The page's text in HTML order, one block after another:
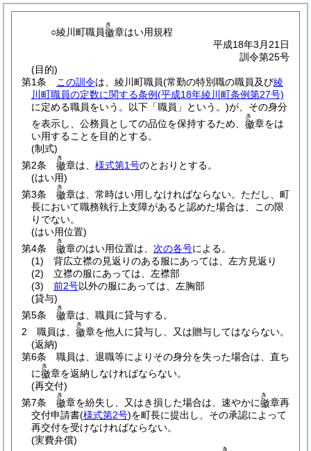
○綾川町職員徽
き
章はい用規程
平成18年3月21日
訓令第25号
(目的)
第1条
この訓令は、綾川町職員(常勤の特別職の職員及び綾
川町職員の定数に関する条例(平成18年綾川町条例第27号)
に定める職員をいう。以下「職員」という。)が、その身分
を表示し、公務員としての品位を保持するため、 徽
き
章をは
い用することを目的とする。
(制式)
第2条
徽
き
章は、 様式第1号のとおりとする。
(はい用)
第3条
徽
き
章は、常時はい用しなければならない。 ただし、町
長において職務執行上支障があると認めた場合は、この限
りでない。
(はい用位置)
第4条
徽
き
章のはい用位置は、 次の各号による。
(1)
背広立襟の見返りのある服にあっては、左方見返り
(2)
立襟の服にあっては、左襟部
(3)
前2号以外の服にあっては、左胸部
(貸与)
第5条
徽
き
章は、職員に貸与する。
2
職員は、 徽
き
章を他人に貸与し、又は贈与してはならない。
(返納)
第6条
職員は、退職等によりその身分を失った場合は、直ち
に徽
き
章を返納しなければならない。
(再交付)
第7条
徽
き
章を紛失し、又はき損した場合は、速やかに徽
き
章再
交付申請書(様式第2号)を町長に提出し、その承認によって
再交付を受けなければならない。
(実費弁償)
き